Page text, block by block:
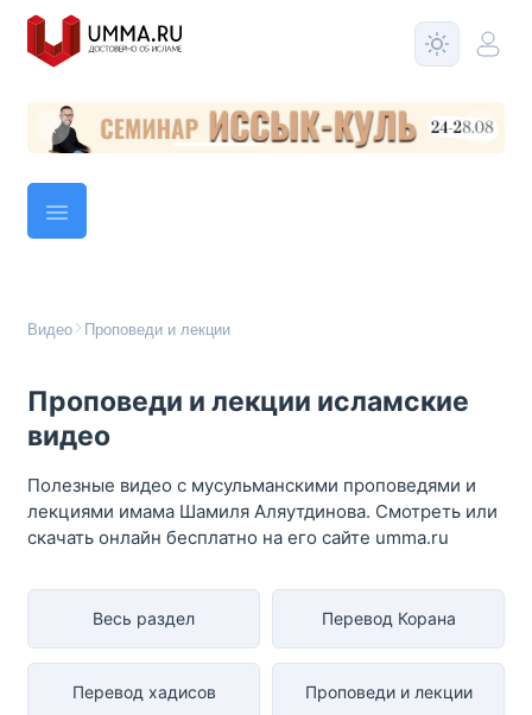
Видео Проповеди и лекции
Проповеди и лекции исламские
видео
Полезные видео с мусульманскими проповедями и
лекциями имама Шамиля Аляутдинова. Смотреть или
скачать онлайн бесплатно на его сайте umma.ru
Весь раздел Перевод Корана
Перевод хадисов Проповеди и лекции